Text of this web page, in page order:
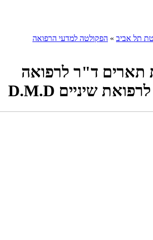
תל אביב » הפקולטה למדעי הרפואה
תארים ד"ר לרפואה